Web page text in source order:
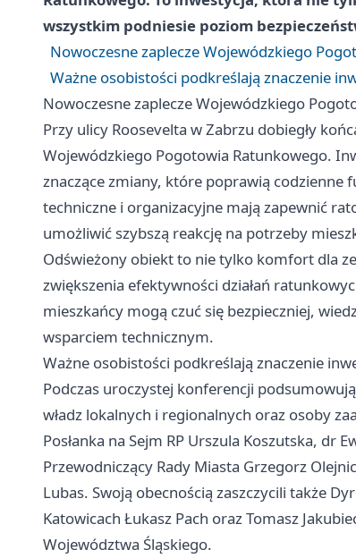
wszystkim podniesie poziom
Nowoczesne zaplecze Wojewódzkiego
Ważne osobistości podkreślają znaczenie
Nowoczesne zaplecze Wojewódzkiego
Przy ulicy Roosevelta w Zabrzu dobiegły
Wojewódzkiego Pogotowia Ratunkowego.
znaczące zmiany, które poprawią codzienne
techniczne i organizacyjne mają zapewnić
umożliwić szybszą reakcję na potrzeby
Odświeżony obiekt to nie tylko komfort dla
zwiększenia efektywności działań
mieszkańcy mogą czuć się bezpieczniej,
wsparciem technicznym.
Ważne osobistości podkreślają znaczenie
Podczas uroczystej konferencji
władz lokalnych i regionalnych oraz osoby
Posłanka na Sejm RP Urszula Koszutska, dr
Przewodniczący Rady Miasta Grzegorz
Lubas. Swoją obecnością zaszczycili także
Katowicach Łukasz Pach oraz Tomasz
Województwa Śląskiego.